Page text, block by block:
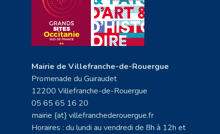
Mairie de Villefranche-de-Rouergue
Promenade du Guiraudet
12200 Villefranche-de-Rouergue
05 65 65 16 20
mairie {at} villefranchederouergue.fr
Horaires : du lundi au vendredi de 8h à 12h et